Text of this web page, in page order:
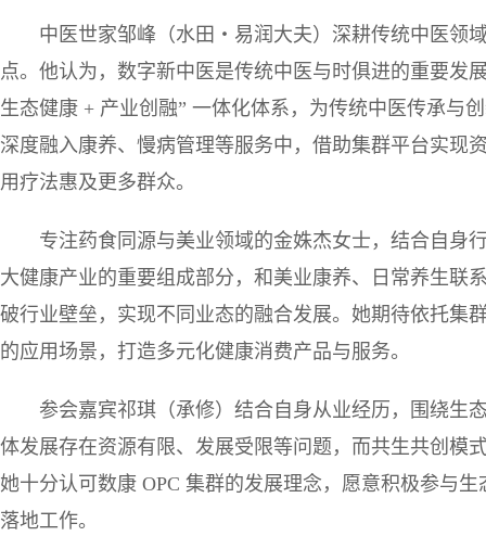
中医世家邹峰（水田・易润大夫）深耕传统中医领
点。他认为，数字新中医是传统中医与时俱进的重要发
生态健康 + 产业创融” 一体化体系，为传统中医传承与
深度融入康养、慢病管理等服务中，借助集群平台实现
用疗法惠及更多群众。
专注药食同源与美业领域的金姝杰女士，结合自身
大健康产业的重要组成部分，和美业康养、日常养生联
破行业壁垒，实现不同业态的融合发展。她期待依托集
的应用场景，打造多元化健康消费产品与服务。
参会嘉宾祁琪（承修）结合自身从业经历，围绕生
体发展存在资源有限、发展受限等问题，而共生共创模
她十分认可数康 OPC 集群的发展理念，愿意积极参与
落地工作。